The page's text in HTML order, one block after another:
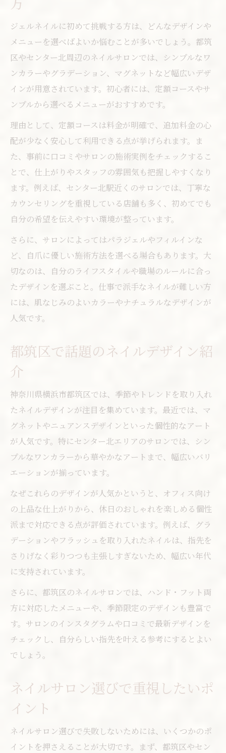
ジェルネイルに初めて挑戦する方は、どんなデザインや
メニューを選べばよいか悩むことが多いでしょう。都筑
区やセンター北周辺のネイルサロンでは、シンプルなワ
ンカラーやグラデーション、マグネットなど幅広いデザ
インが用意されています。初心者には、定額コースやサ
ンプルから選べるメニューがおすすめです。
理由として、定額コースは料金が明確で、追加料金の心
配が少なく安心して利用できる点が挙げられます。ま
た、事前に口コミやサロンの施術実例をチェックするこ
とで、仕上がりやスタッフの雰囲気も把握しやすくなり
ます。例えば、センター北駅近くのサロンでは、丁寧な
カウンセリングを重視している店舗も多く、初めてでも
自分の希望を伝えやすい環境が整っています。
さらに、サロンによってはパラジェルやフィルインな
ど、自爪に優しい施術方法を選べる場合もあります。大
切なのは、自分のライフスタイルや職場のルールに合っ
たデザインを選ぶこと。仕事で派手なネイルが難しい方
には、肌なじみのよいカラーやナチュラルなデザインが
人気です。
都筑区で話題のネイルデザイン紹
介
神奈川県横浜市都筑区では、季節やトレンドを取り入れ
たネイルデザインが注目を集めています。最近では、マ
グネットやニュアンスデザインといった個性的なアート
が人気です。特にセンター北エリアのサロンでは、シン
プルなワンカラーから華やかなアートまで、幅広いバリ
エーションが揃っています。
なぜこれらのデザインが人気かというと、オフィス向け
の上品な仕上がりから、休日のおしゃれを楽しめる個性
派まで対応できる点が評価されています。例えば、グラ
デーションやフラッシュを取り入れたネイルは、指先を
さりげなく彩りつつも主張しすぎないため、幅広い年代
に支持されています。
さらに、都筑区のネイルサロンでは、ハンド・フット両
方に対応したメニューや、季節限定のデザインも豊富で
す。サロンのインスタグラムや口コミで最新デザインを
チェックし、自分らしい指先を叶える参考にするとよい
でしょう。
ネイルサロン選びで重視したいポ
イント
ネイルサロン選びで失敗しないためには、いくつかのポ
イントを押さえることが大切です。まず、都筑区やセン